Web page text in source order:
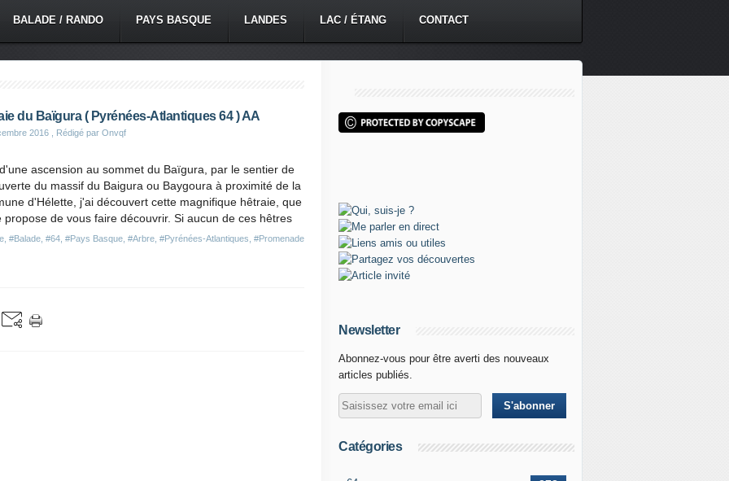
BALADE / RANDO PAYS BASQUE LANDES LAC / ÉTANG CONTACT
du Baïgura ( Pyrénées-Atlantiques 64 ) AA
2016 , Rédigé par Onvqf
#Balade #64 #Pays Basque #Arbre #Pyrénées-Atlantiques #Promenade
ascension au sommet du Baïgura, par le sentier de
du massif du Baigura ou Baygoura à proximité de la
d'Hélette, j'ai découvert cette magnifique hêtraie, que
propose de vous faire découvrir. Si aucun de ces hêtres
Newsletter
Abonnez-vous pour être averti des nouveaux
articles publiés.
Catégories